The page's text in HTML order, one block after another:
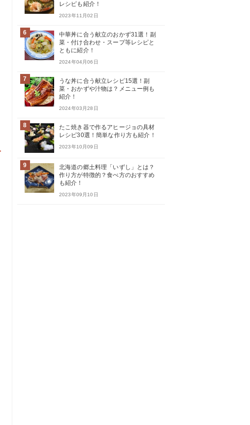
レシピも紹介！
2023年11月02日
6
中華丼に合う献立のおかず31選！副
菜・付け合わせ・スープ等レシピと
ともに紹介！
2024年04月06日
7
うな丼に合う献立レシピ15選！副
菜・おかずや汁物は？メニュー例も
紹介！
2024年03月28日
8
たこ焼き器で作るアヒージョの具材
レシピ30選！簡単な作り方も紹介！
2023年10月09日
9
北海道の郷土料理「いずし」とは？
作り方が特徴的？食べ方のおすすめ
も紹介！
2023年09月10日